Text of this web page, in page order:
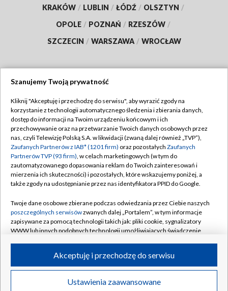
KRAKÓW / LUBLIN / ŁÓDŹ / OLSZTYN /
OPOLE / POZNAŃ / RZESZÓW /
SZCZECIN / WARSZAWA / WROCŁAW
TVP
Abonament TVP
Emisja w TVP
Centrum informacji TVP
Naziemna Telewizja Cyfrowa
Rada Programowa
System NOS
Informacje o nadawcy
Program dla prasy
Regulamin TVP
Polityka prywatności
Moje zgody
Pomoc
Kontakt
Kanały
©2026 Telewizja Polska S.A. w likwidacji
Szanujemy Twoją prywatność
Kliknij "Akceptuję i przechodzę do serwisu", aby wyrazić zgody na
korzystanie z technologii automatycznego śledzenia i zbierania danych,
dostęp do informacji na Twoim urządzeniu końcowym i ich
przechowywanie oraz na przetwarzanie Twoich danych osobowych przez
nas, czyli Telewizję Polską S.A. w likwidacji (zwaną dalej również „TVP”),
Zaufanych Partnerów z IAB* (1201 firm) oraz pozostałych Zaufanych
Partnerów TVP (93 firm), w celach marketingowych (w tym do
zautomatyzowanego dopasowania reklam do Twoich zainteresowań i
mierzenia ich skuteczności) i pozostałych, które wskazujemy poniżej, a
także zgody na udostępnianie przez nas identyfikatora PPID do Google.
Twoje dane osobowe zbierane podczas odwiedzania przez Ciebie naszych
poszczególnych serwisówzwanych dalej „Portalem”, w tym informacje
zapisywane za pomocą technologii takich jak: pliki cookie, sygnalizatory
WWW lub innych podobnych technologii umożliwiających świadczenie
ruchu w Internecie.
Twoje dane osobowe zbierane podczas odwiedzania przez Ciebie
poszczególnych serwisówna Portalu, takie jak adresy IP, identyfikatory
Ustawienia zaawansowane
Akceptuję i przechodzę do serwisu